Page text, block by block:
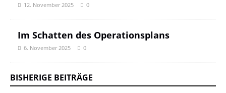
12. November 2025 0
Im Schatten des Operationsplans
6. November 2025 0
BISHERIGE BEITRÄGE